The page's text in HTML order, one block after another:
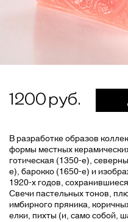
1200
В разработке образов
формы местных
готическая (1350-е),
е), барокко (1650-е) и
1920-х годов,
Свечи пастельных тонов,
имбирного пряника,
елки, пихты (и, само собой,